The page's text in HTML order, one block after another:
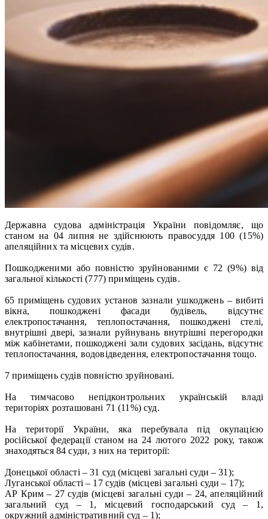
Державна судова адміністрація України повідомляє, що
станом на 04 липня не здійснюють правосуддя 100 (15%)
апеляційних та місцевих судів.
Пошкодженими або повністю зруйнованими є 72 (9%) від
загальної кількості (777) приміщень судів.
65 приміщень судових установ зазнали ушкоджень – вибиті
вікна, пошкоджені фасади будівель, відсутнє
електропостачання, теплопостачання, пошкоджені стелі,
внутрішні двері, зазнали руйнувань внутрішні перегородки
між кабінетами, пошкоджені зали судових засідань, відсутнє
теплопостачання, водовідведення, електропостачання тощо.
7 приміщень судів повністю зруйновані.
На тимчасово непідконтрольних українській владі
територіях розташовані 71 (11%) суд.
На території України, яка перебувала під окупацією
російської федерації станом на 24 лютого 2022 року, також
знаходяться 84 суди, з них на території:
Донецької області – 31 суд (місцеві загальні суди – 31);
Луганської області – 17 судів (місцеві загальні суди – 17);
АР Крим – 27 судів (місцеві загальні суди – 24, апеляційний
загальний суд – 1, місцевий господарський суд – 1,
окружний адміністративний суд – 1);